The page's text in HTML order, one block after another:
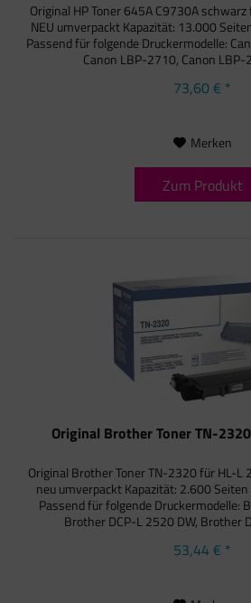
Original HP Toner 645A C9730A
NEU umverpackt Kapazität: 13.000
Passend für folgende Druckermodelle:
Canon LBP-2710, Canon LBP-
73,60 € *
Merken
Zum Produkt
Original Brother Toner TN-
Original Brother Toner TN-2320 für HL-
neu umverpackt Kapazität: 2.600
Passend für folgende Druckermodelle:
Brother DCP-L 2520 DW, Brother
53,44 € *